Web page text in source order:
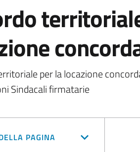
per la locazione
Sindacali firmatarie
PAGINA